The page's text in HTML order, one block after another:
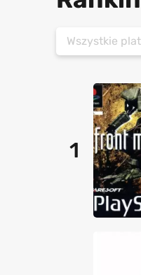
Wszystkie
1